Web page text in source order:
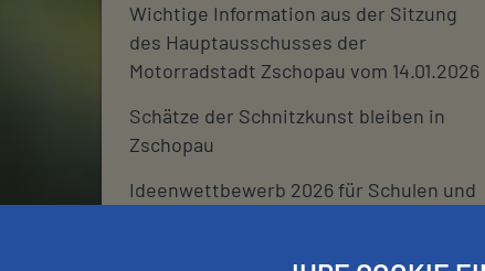
Wichtige Information aus der Sitzung
des Hauptausschusses der
Motorradstadt Zschopau vom 14.01.2026
Schätze der Schnitzkunst bleiben in
Zschopau
Ideenwettbewerb 2026 für Schulen und
Stadtjournal 2026: Wir suchen euch